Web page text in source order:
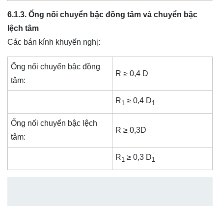
6.1.3. Ống nối chuyển bậc đồng tâm và chuyển bậc
lệch tâm
Các bán kính khuyến nghị:
Ống nối chuyển bậc đồng
tâm:
R ≥ 0,4 D
R1 ≥ 0,4 D1
Ống nối chuyển bậc lệch
tâm:
R ≥ 0,3D
R1 ≥ 0,3 D1